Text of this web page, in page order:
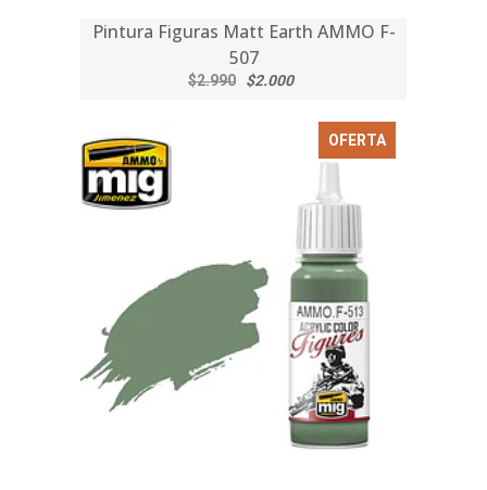
Pintura Figuras Matt Earth AMMO F-
507
$2.990 $2.000
OFERTA